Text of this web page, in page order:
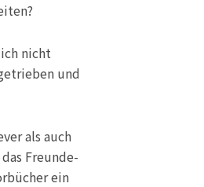
nicht
und
als auch
Freunde-
ein